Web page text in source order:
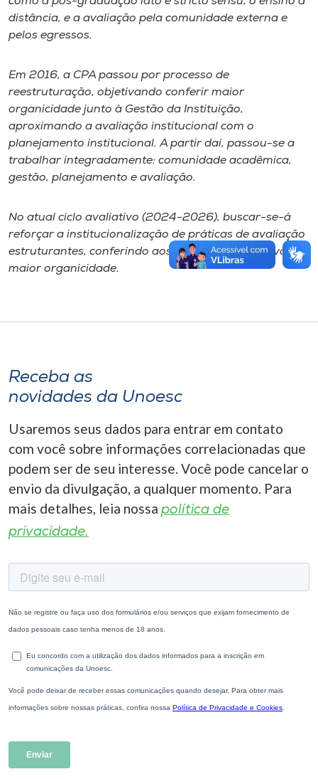
distância, e a avaliação pela comunidade externa e
pelos egressos.
Em 2016, a CPA passou por processo de
reestruturação, objetivando conferir maior
organicidade junto à Gestão da Instituição,
aproximando a avaliação institucional com o
planejamento institucional. A partir daí, passou-se a
trabalhar integradamente: comunidade acadêmica,
gestão, planejamento e avaliação.
No atual ciclo avaliativo (2024-2026), buscar-se-á
reforçar a institucionalização de práticas de avaliação
estruturantes, conferindo aos processos avaliativos
maior organicidade.
Receba as
novidades da Unoesc
Usaremos seus dados para entrar em contato
com você sobre informações correlacionadas que
podem ser de seu interesse. Você pode cancelar o
envio da divulgação, a qualquer momento. Para
mais detalhes, leia nossa política de
privacidade.